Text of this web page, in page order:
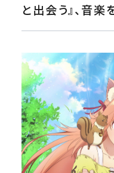
と出会う』、音